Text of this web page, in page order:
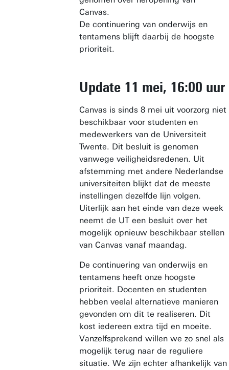
Canvas.
De continuering van onderwijs en
tentamens blijft daarbij de hoogste
prioriteit.
Update 11 mei, 16:00 uur
Canvas is sinds 8 mei uit voorzorg niet
beschikbaar voor studenten en
medewerkers van de Universiteit
Twente. Dit besluit is genomen
vanwege veiligheidsredenen. Uit
afstemming met andere Nederlandse
universiteiten blijkt dat de meeste
instellingen dezelfde lijn volgen.
Uiterlijk aan het einde van deze week
neemt de UT een besluit over het
mogelijk opnieuw beschikbaar stellen
van Canvas vanaf maandag.
De continuering van onderwijs en
tentamens heeft onze hoogste
prioriteit. Docenten en studenten
hebben veelal alternatieve manieren
gevonden om dit te realiseren. Dit
kost iedereen extra tijd en moeite.
Vanzelfsprekend willen we zo snel als
mogelijk terug naar de reguliere
situatie. We zijn echter afhankelijk van